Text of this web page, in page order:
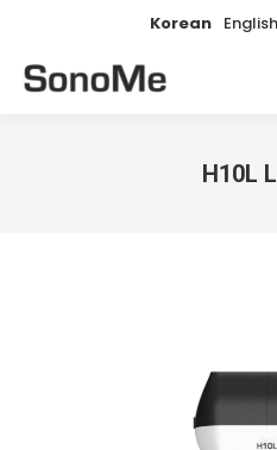
Korean English
H10L